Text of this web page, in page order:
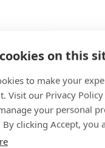
on this
to make your
Visit our Privacy
your personal
By clicking Accept, you